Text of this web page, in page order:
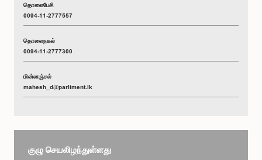
தொலைபேசி
0094-11-2777557
தொலைநகல்
0094-11-2777300
மின்னஞ்சல்
mahesh_d@parliment.lk
குழு செயலிழந்துள்ளது